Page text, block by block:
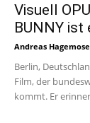
Visuell
BUNNY ist
Andreas
Berlin,
Film, der
kommt. Er